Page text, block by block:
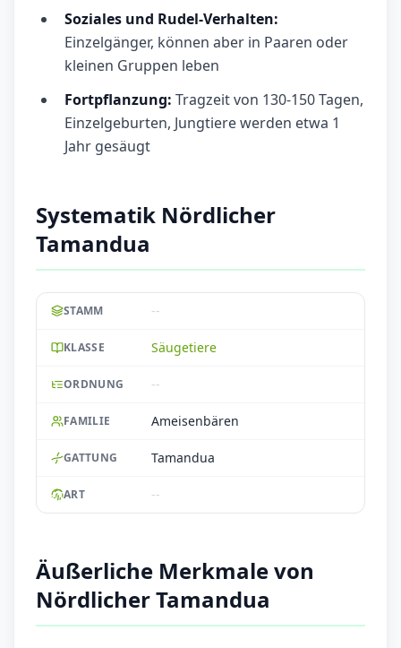
Soziales und Rudel-Verhalten:
Einzelgänger, können aber in Paaren oder
kleinen Gruppen leben
Fortpflanzung: Tragzeit von 130-150 Tagen,
Einzelgeburten, Jungtiere werden etwa 1
Jahr gesäugt
Systematik Nördlicher
Tamandua
STAMM --
KLASSE Säugetiere
ORDNUNG --
FAMILIE Ameisenbären
GATTUNG Tamandua
ART --
Äußerliche Merkmale von
Nördlicher Tamandua